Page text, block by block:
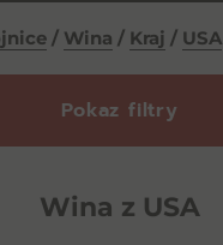
/ Wina / Kraj / USA
Pokaz filtry
Wina z USA